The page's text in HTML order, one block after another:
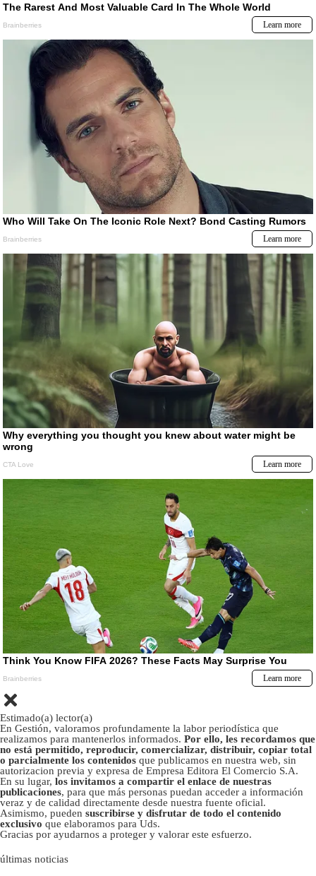
Estimado(a) lector(a)
En Gestión, valoramos profundamente la labor periodística que
realizamos para mantenerlos informados. Por ello, les recordamos que
no está permitido, reproducir, comercializar, distribuir, copiar total
o parcialmente los contenidos que publicamos en nuestra web, sin
autorizacion previa y expresa de Empresa Editora El Comercio S.A.
En su lugar, los invitamos a compartir el enlace de nuestras
publicaciones, para que más personas puedan acceder a información
veraz y de calidad directamente desde nuestra fuente oficial.
Asimismo, pueden suscribirse y disfrutar de todo el contenido
exclusivo que elaboramos para Uds.
Gracias por ayudarnos a proteger y valorar este esfuerzo.
últimas noticias